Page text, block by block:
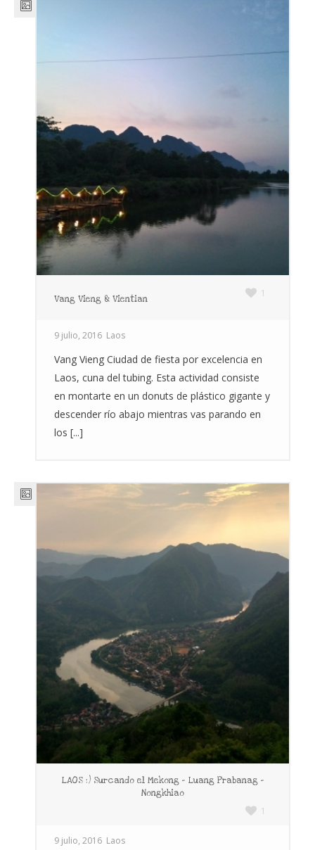
Vang Vieng & Vientian 1
9 julio, 2016 Laos
Vang Vieng Ciudad de fiesta por excelencia en
Laos, cuna del tubing. Esta actividad consiste
en montarte en un donuts de plástico gigante y
descender río abajo mientras vas parando en
los [...]
LAOS :) Surcando el Mekong – Luang Prabanag –
Nongkhiao
1
9 julio, 2016 Laos